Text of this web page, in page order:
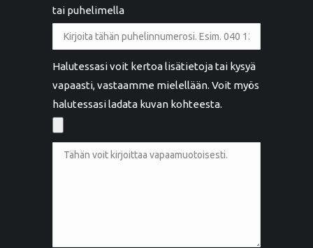
tai puhelimella
Halutessasi voit kertoa lisätietoja tai kysyä
vapaasti, vastaamme mielellään. Voit myös
halutessasi ladata kuvan kohteesta.